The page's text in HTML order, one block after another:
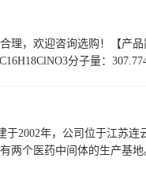
理，欢迎咨询选购！【产
分子量：
2002年，公司位于江苏
两个医药中间体的生产基地